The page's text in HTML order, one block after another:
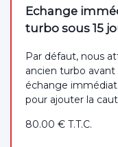
Echange
turbo sous 15
Par défaut, nous
ancien turbo
échange
pour ajouter la
80.00 € T.T.C.